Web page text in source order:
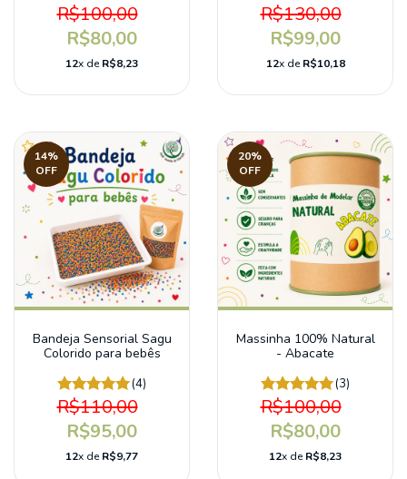
R$100,00
R$80,00
12x deR$8,23
R$130,00
R$99,00
12x deR$10,18
14%
OFF
Bandeja Sensorial Sagu
Colorido para bebês
(4)
R$110,00
R$95,00
12x deR$9,77
20%
OFF
Massinha 100% Natural
- Abacate
(3)
R$100,00
R$80,00
12x deR$8,23